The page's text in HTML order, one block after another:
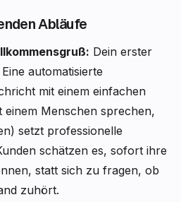
Abläufe
Dein erster
automatisierte
mit einem einfachen
einem Menschen sprechen,
setzt professionelle
schätzen es, sofort ihre
statt sich zu fragen, ob
zuhört.